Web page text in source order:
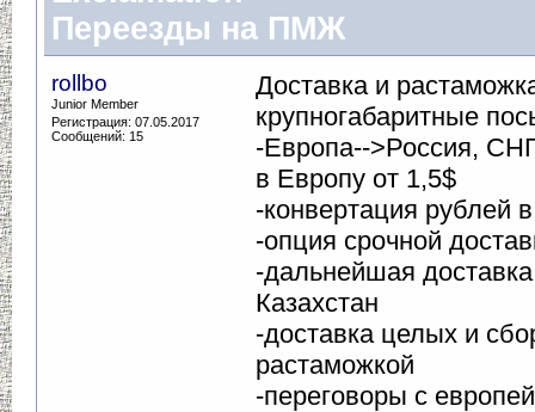
Переезды на ПМЖ
Доставка и
крупногабаритные
-Европа-->Россия,
в Европу от 1,5$
-конвертация рублей
-опция срочной
-дальнейшая
Казахстан
-доставка целых и
растаможкой
-переговоры с
rollbo
Junior Member
Регистрация: 07.05.2017
Сообщений: 15